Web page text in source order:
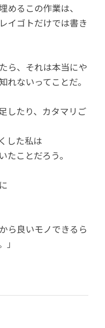
めるこの作業は、
イゴトだけでは書き
ら、それは本当にや
れないってことだ。
したり、カタマリご
した私は
たことだろう。
ら良いモノできるら